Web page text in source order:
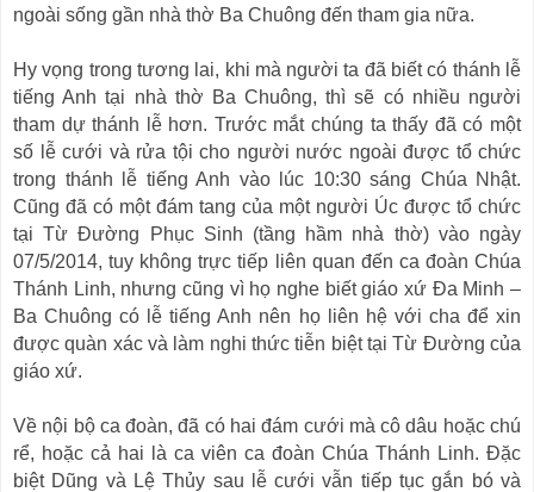
ngoài sống gần nhà thờ Ba Chuông đến tham gia nữa.
Hy vọng trong tương lai, khi mà người ta đã biết có thánh lễ
tiếng Anh tại nhà thờ Ba Chuông, thì sẽ có nhiều người
tham dự thánh lễ hơn. Trước mắt chúng ta thấy đã có một
số lễ cưới và rửa tội cho người nước ngoài được tổ chức
trong thánh lễ tiếng Anh vào lúc 10:30 sáng Chúa Nhật.
Cũng đã có một đám tang của một người Úc được tổ chức
tại Từ Đường Phục Sinh (tầng hầm nhà thờ) vào ngày
07/5/2014, tuy không trực tiếp liên quan đến ca đoàn Chúa
Thánh Linh, nhưng cũng vì họ nghe biết giáo xứ Đa Minh –
Ba Chuông có lễ tiếng Anh nên họ liên hệ với cha để xin
được quàn xác và làm nghi thức tiễn biệt tại Từ Đường của
giáo xứ.
Về nội bộ ca đoàn, đã có hai đám cưới mà cô dâu hoặc chú
rể, hoặc cả hai là ca viên ca đoàn Chúa Thánh Linh. Đặc
biệt Dũng và Lệ Thủy sau lễ cưới vẫn tiếp tục gắn bó và